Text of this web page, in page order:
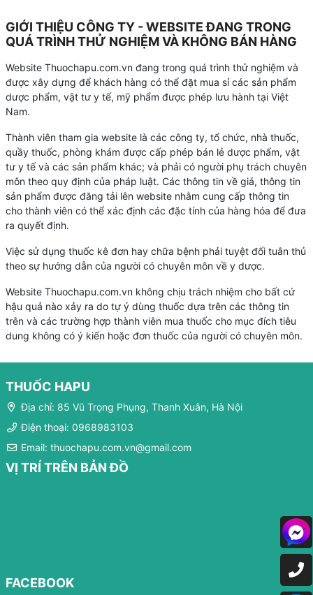
GIỚI THIỆU CÔNG TY - WEBSITE ĐANG TRONG
QUÁ TRÌNH THỬ NGHIỆM VÀ KHÔNG BÁN HÀNG
Website Thuochapu.com.vn đang trong quá trình thử nghiệm và
được xây dựng để khách hàng có thể đặt mua sỉ các sản phẩm
dược phẩm, vật tư y tế, mỹ phẩm được phép lưu hành tại Việt
Nam.
Thành viên tham gia website là các công ty, tổ chức, nhà thuốc,
quầy thuốc, phòng khám được cấp phép bán lẻ dược phẩm, vật
tư y tế và các sản phẩm khác; và phải có người phụ trách chuyên
môn theo quy định của pháp luật. Các thông tin về giá, thông tin
sản phẩm được đăng tải lên website nhằm cung cấp thông tin
cho thành viên có thể xác định các đặc tính của hàng hóa để đưa
ra quyết định.
Việc sử dụng thuốc kê đơn hay chữa bệnh phải tuyệt đối tuân thủ
theo sự hướng dẫn của người có chuyên môn về y dược.
Website Thuochapu.com.vn không chịu trách nhiệm cho bất cứ
hậu quả nào xảy ra do tự ý dùng thuốc dựa trên các thông tin
trên và các trường hợp thành viên mua thuốc cho mục đích tiêu
dung không có ý kiến hoặc đơn thuốc của người có chuyên môn.
THUỐC HAPU
Địa chỉ: 85 Vũ Trọng Phụng, Thanh Xuân, Hà Nội
Điện thoại: 0968983103
Email: thuochapu.com.vn@gmail.com
VỊ TRÍ TRÊN BẢN ĐỒ
FACEBOOK